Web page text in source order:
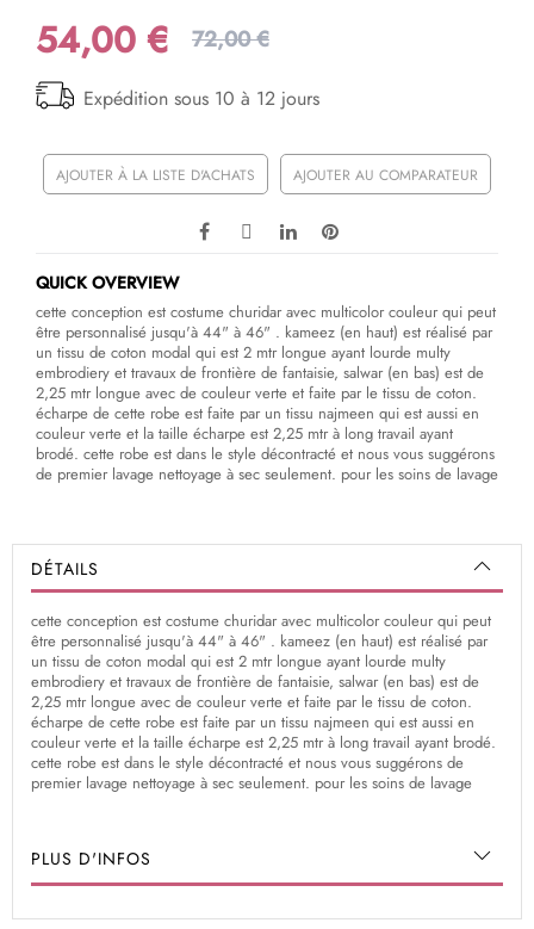
54,00 € 72,00 €
Expédition sous 10 à 12 jours
AJOUTER À LA LISTE D'ACHATS AJOUTER AU COMPARATEUR
QUICK OVERVIEW
cette conception est costume churidar avec multicolor couleur qui peut
être personnalisé jusqu'à 44" à 46" . kameez (en haut) est réalisé par
un tissu de coton modal qui est 2 mtr longue ayant lourde multy
embrodiery et travaux de frontière de fantaisie, salwar (en bas) est de
2,25 mtr longue avec de couleur verte et faite par le tissu de coton.
écharpe de cette robe est faite par un tissu najmeen qui est aussi en
couleur verte et la taille écharpe est 2,25 mtr à long travail ayant
brodé. cette robe est dans le style décontracté et nous vous suggérons
de premier lavage nettoyage à sec seulement. pour les soins de lavage
DÉTAILS
cette conception est costume churidar avec multicolor couleur qui peut
être personnalisé jusqu'à 44" à 46" . kameez (en haut) est réalisé par
un tissu de coton modal qui est 2 mtr longue ayant lourde multy
embrodiery et travaux de frontière de fantaisie, salwar (en bas) est de
2,25 mtr longue avec de couleur verte et faite par le tissu de coton.
écharpe de cette robe est faite par un tissu najmeen qui est aussi en
couleur verte et la taille écharpe est 2,25 mtr à long travail ayant brodé.
cette robe est dans le style décontracté et nous vous suggérons de
premier lavage nettoyage à sec seulement. pour les soins de lavage
PLUS D'INFOS